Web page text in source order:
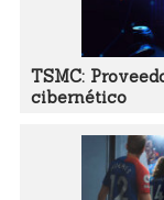
TSMC:
cibernético